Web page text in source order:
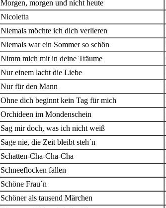
Morgen, morgen und nicht heute
Nicoletta
Niemals möchte ich dich verlieren
Niemals war ein Sommer so schön
Nimm mich mit in deine Träume
Nur einem lacht die Liebe
Nur für den Mann
Ohne dich beginnt kein Tag für mich
Orchideen im Mondenschein
Sag mir doch, was ich nicht weiß
Sage nie, die Zeit bleibt steh´n
Schatten-Cha-Cha-Cha
Schneeflocken fallen
Schöne Frau´n
Schöner als tausend Märchen